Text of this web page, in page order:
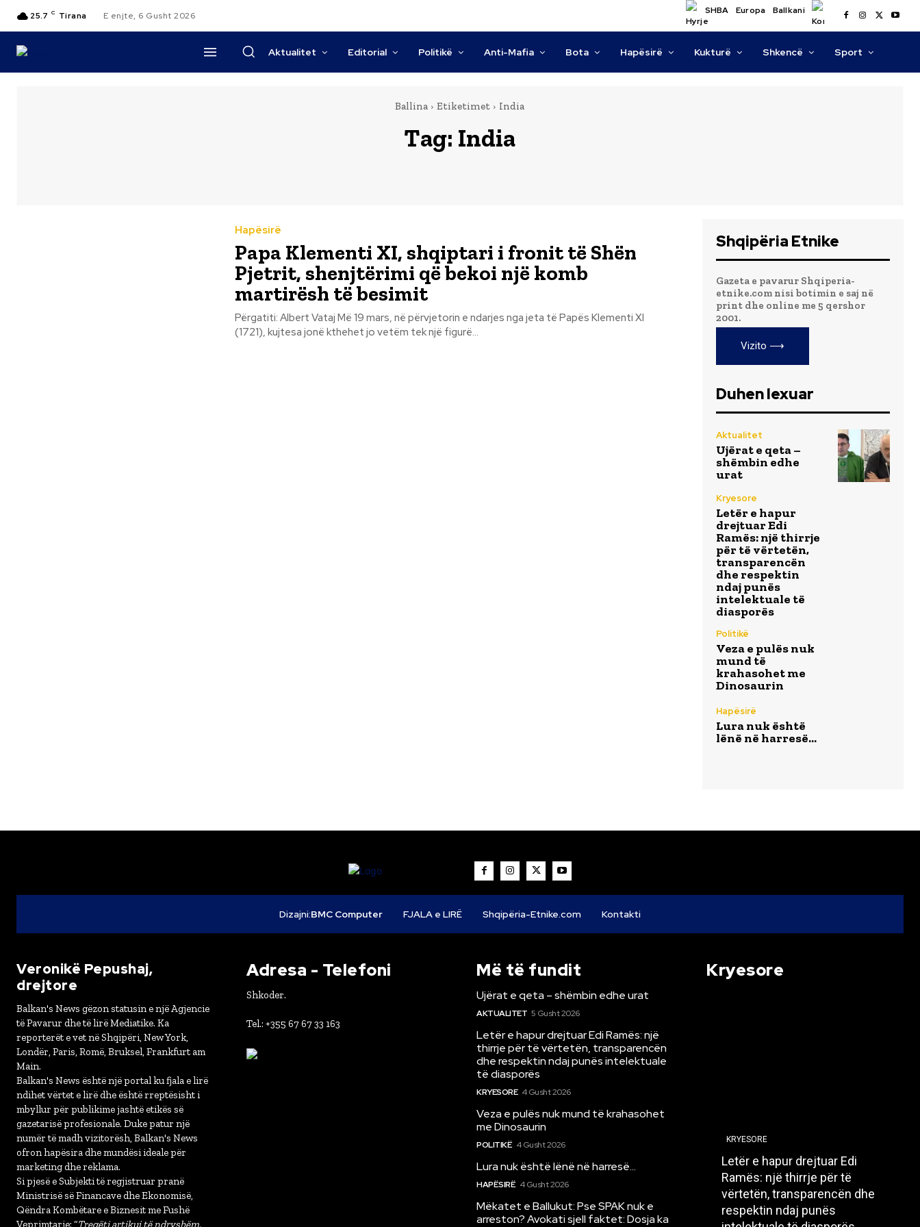
25.7 C Tirana E enjte, 6 Gusht 2026 SHBA Europa Ballkani
Aktualitet Editorial Politikë Anti-Mafia Bota Hapësirë Kukturë Shkencë Sport
Ballina Etiketimet India
Tag: India
Hapësirë
Papa Klementi XI, shqiptari i fronit të Shën
Pjetrit, shenjtërimi që bekoi një komb
martirësh të besimit
Përgatiti: Albert Vataj Më 19 mars, në përvjetorin e ndarjes nga jeta të Papës Klementi XI
(1721), kujtesa jonë kthehet jo vetëm tek një figurë...
Shqipëria Etnike
Gazeta e pavarur Shqiperia-
etnike.com nisi botimin e saj në
print dhe online me 5 qershor
2001.
Vizito ⟶
Duhen lexuar
Aktualitet
Ujërat e qeta –
shëmbin edhe
urat
Kryesore
Letër e hapur
drejtuar Edi
Ramës: një thirrje
për të vërtetën,
transparencën
dhe respektin
ndaj punës
intelektuale të
diasporës
Politikë
Veza e pulës nuk
mund të
krahasohet me
Dinosaurin
Hapësirë
Lura nuk është
lënë në harresë…
Dizajni:BMC Computer FJALA e LIRË Shqipëria-Etnike.com Kontakti
Veronikë Pepushaj,
drejtore
Balkan's News gëzon statusin e një Agjencie
të Pavarur dhe të lirë Mediatike. Ka
reporterët e vet në Shqipëri, New York,
Londër, Paris, Romë, Bruksel, Frankfurt am
Main.
Balkan's News është një portal ku fjala e lirë
ndihet vërtet e lirë dhe është rreptësisht i
mbyllur për publikime jashtë etikës së
gazetarisë profesionale. Duke patur një
numër të madh vizitorësh, Balkan's News
ofron hapësira dhe mundësi ideale për
marketing dhe reklama.
Si pjesë e Subjekti të regjistruar pranë
Ministrisë së Financave dhe Ekonomisë,
Qëndra Kombëtare e Biznesit me Fushë
Veprimtarie: “Tregëti artikuj të ndryshëm,
Adresa - Telefoni
Shkoder.
Tel.: +355 67 67 33 163
Më të fundit
Ujërat e qeta – shëmbin edhe urat
AKTUALITET 5 Gusht 2026
Letër e hapur drejtuar Edi Ramës: një
thirrje për të vërtetën, transparencën
dhe respektin ndaj punës intelektuale
të diasporës
KRYESORE 4 Gusht 2026
Veza e pulës nuk mund të krahasohet
me Dinosaurin
POLITIKË 4 Gusht 2026
Lura nuk është lënë në harresë…
HAPËSIRË 4 Gusht 2026
Mëkatet e Ballukut: Pse SPAK nuk e
arreston? Avokati sjell faktet: Dosja ka
Kryesore
KRYESORE
Letër e hapur drejtuar Edi
Ramës: një thirrje për të
vërtetën, transparencën dhe
respektin ndaj punës